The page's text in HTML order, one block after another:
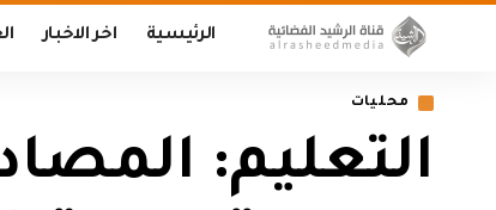
الرئيسية اخر الاخبار
محليات
التعليم: